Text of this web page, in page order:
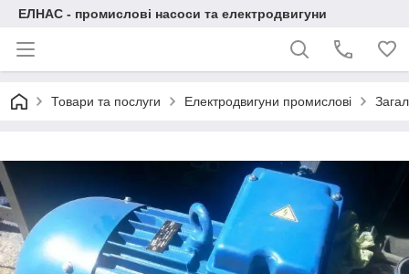
ЕЛНАС - промислові насоси та електродвигуни
Товари та послуги Електродвигуни промислові